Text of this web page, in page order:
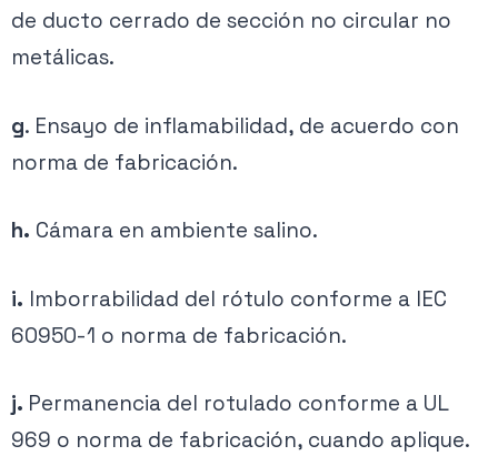
de ducto cerrado de sección no circular no
metálicas.
g. Ensayo de inflamabilidad, de acuerdo con
norma de fabricación.
h. Cámara en ambiente salino.
i. Imborrabilidad del rótulo conforme a IEC
60950-1 o norma de fabricación.
j. Permanencia del rotulado conforme a UL
969 o norma de fabricación, cuando aplique.